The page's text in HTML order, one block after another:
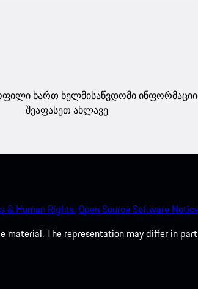
ხართ ხელმისაწვდომი
შეაფასეთ ახლავე
& Human Rights.Open Source Software
The representation may differ in